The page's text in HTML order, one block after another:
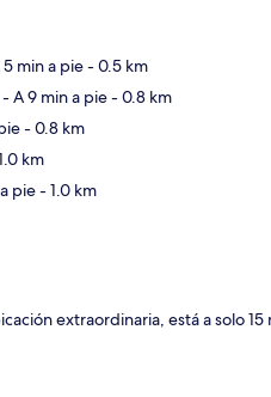
5 min a pie- 0.5 km
- A 9 min a pie- 0.8 km
- 0.8 km
km
pie- 1.0 km
extraordinaria, está a solo